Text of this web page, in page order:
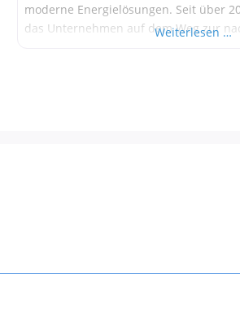
moderne Energielösungen. Seit über
das Unternehmen auf dem Weg zur
Weiterlesen …